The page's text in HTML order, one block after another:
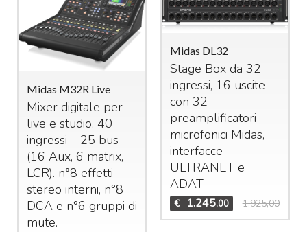
Midas M32R Live
Mixer digitale per
live e studio. 40
ingressi – 25 bus
(16 Aux, 6 matrix,
LCR). n°8 effetti
stereo interni, n°8
DCAe n°6 gruppi di
mute.
Midas DL32
Stage Box da 32
ingressi, 16 uscite
con 32
preamplificatori
microfonici Midas,
interfacce
ULTRANETe
ADAT
€ 1.245,00 1.925,00